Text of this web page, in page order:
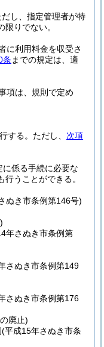
だし、指定管理者が特
りでない。
に利用料金を収受さ
条 までの規定は、適
項は、規則で定め
する。 ただし、 次項
係る手続に必要な
うことができる。
ぬき市条例第146号)
年さぬき市条例第
さぬき市条例第149
さぬき市条例第176
廃止)
(平成15年さぬき市条